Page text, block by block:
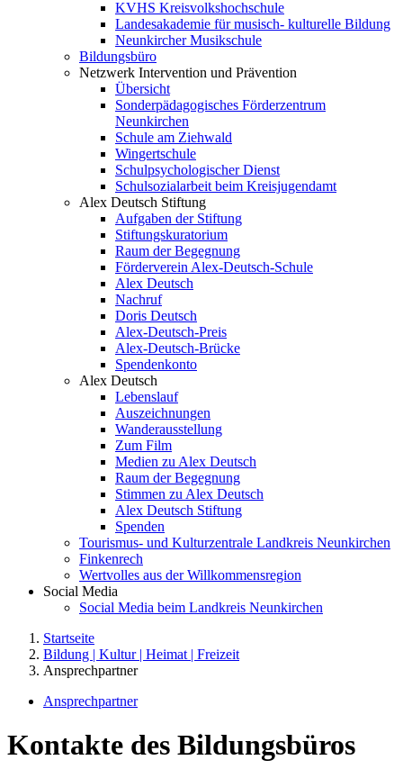
KVHS Kreisvolkshochschule
Landesakademie für musisch- kulturelle Bildung
Neunkircher Musikschule
Bildungsbüro
Netzwerk Intervention und Prävention
Übersicht
Sonderpädagogisches Förderzentrum
Neunkirchen
Schule am Ziehwald
Wingertschule
Schulpsychologischer Dienst
Schulsozialarbeit beim Kreisjugendamt
Alex Deutsch Stiftung
Aufgaben der Stiftung
Stiftungskuratorium
Raum der Begegnung
Förderverein Alex-Deutsch-Schule
Alex Deutsch
Nachruf
Doris Deutsch
Alex-Deutsch-Preis
Alex-Deutsch-Brücke
Spendenkonto
Alex Deutsch
Lebenslauf
Auszeichnungen
Wanderausstellung
Zum Film
Medien zu Alex Deutsch
Raum der Begegnung
Stimmen zu Alex Deutsch
Alex Deutsch Stiftung
Spenden
Tourismus- und Kulturzentrale Landkreis Neunkirchen
Finkenrech
Wertvolles aus der Willkommensregion
Social Media
Social Media beim Landkreis Neunkirchen
Startseite
Bildung | Kultur | Heimat | Freizeit
Ansprechpartner
Ansprechpartner
Kontakte des Bildungsbüros